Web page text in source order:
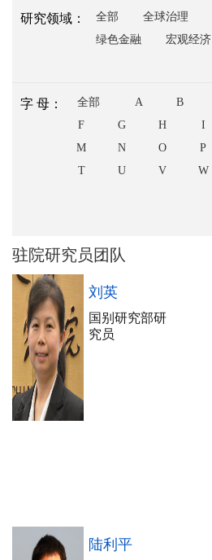
研究领域： 全部 全球治理
绿色金融
宏观经济
字 母： 全部 A B
F
G H I
M
N O P
T
U V W
驻院研究员团队
刘英
国别研究部研
究员
陆利平